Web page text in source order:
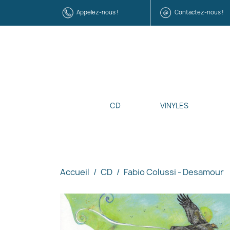
Appelez-nous ! Contactez-nous !
CD VINYLES
Accueil CD Fabio Colussi - Desamour